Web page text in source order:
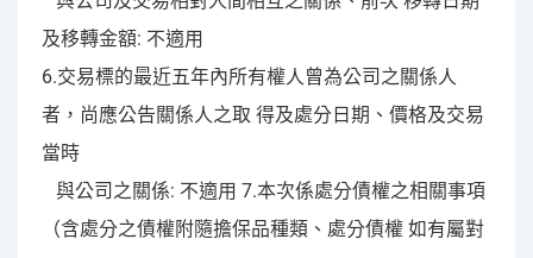
及移轉金額: 不適用
6.交易標的最近五年內所有權人曾為公司之關係人
者，尚應公告關係人之取 得及處分日期、價格及交易
當時
與公司之關係: 不適用 7.本次係處分債權之相關事項
（含處分之債權附隨擔保品種類、處分債權 如有屬對